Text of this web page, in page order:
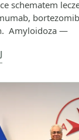
schematem
Amyloidoza —